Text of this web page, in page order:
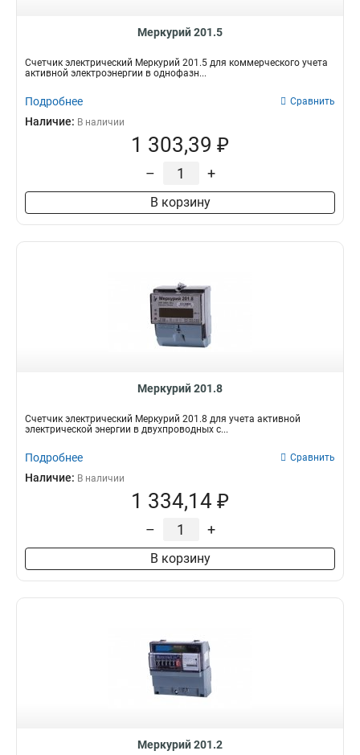
Меркурий 201.5
Счетчик электрический Меркурий 201.5 для коммерческого учета
активной электроэнергии в однофазн...
Подробнее Сравнить
Наличие: В наличии
1 303,39 ₽
– +
В корзину
Меркурий 201.8
Счетчик электрический Меркурий 201.8 для учета активной
электрической энергии в двухпроводных с...
Подробнее Сравнить
Наличие: В наличии
1 334,14 ₽
– +
В корзину
Меркурий 201.2